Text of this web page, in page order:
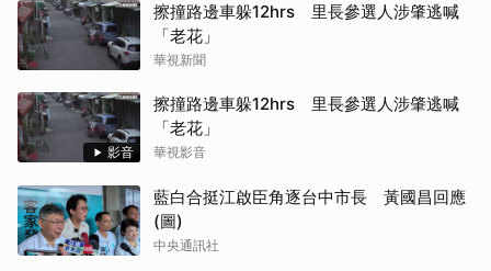
擦撞路邊車躲12hrs 里長參選人涉肇逃喊
「老花」
華視新聞
影音
擦撞路邊車躲12hrs 里長參選人涉肇逃喊
「老花」
華視影音
藍白合挺江啟臣角逐台中市長 黃國昌回應
(圖)
中央通訊社